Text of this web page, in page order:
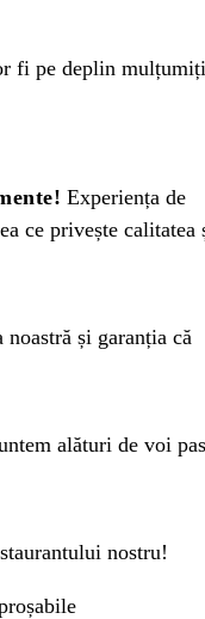
fi pe deplin
Experiența de
ce privește calitatea
și garanția că
alături de voi
nostru!